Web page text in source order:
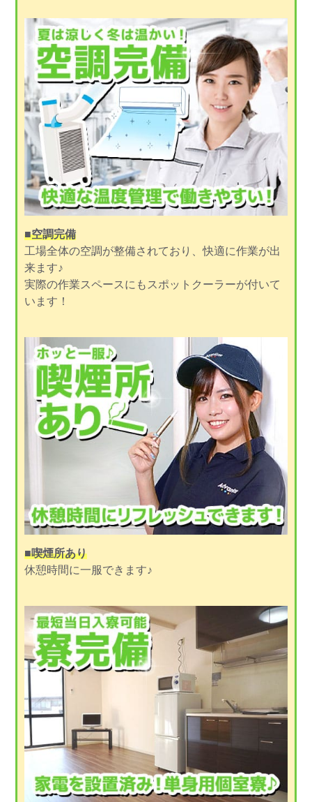
■空調完備
工場全体の空調が整備されており、快適に作業が出
来ます♪
実際の作業スペースにもスポットクーラーが付いて
います！
■喫煙所あり
休憩時間に一服できます♪